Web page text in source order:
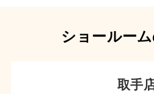
ショールー
取手